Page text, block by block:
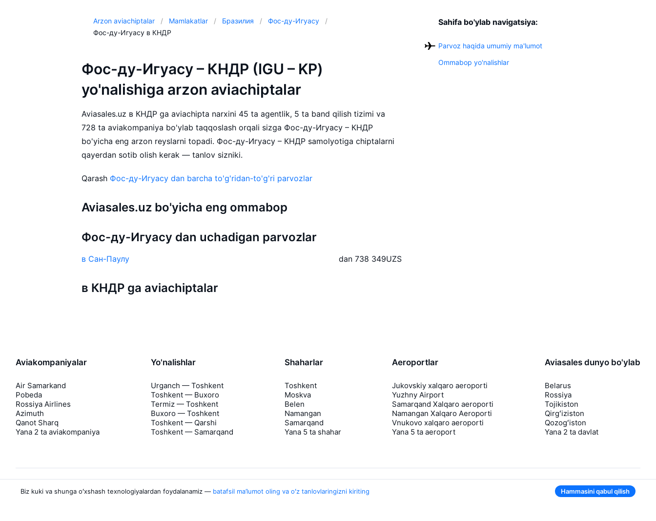
Arzon aviachiptalar Mamlakatlar Бразилия
Фос-ду-Игуасу
Фос-ду-Игуасу в КНДР
Фос-ду-Игуасу – КНДР (IGU – KP)
yo'nalishiga arzon aviachiptalar
Aviasales.uz в КНДР ga aviachipta narxini 45 ta agentlik, 5 ta band qilish tizimi va
728 ta aviakompaniya bo'ylab taqqoslash orqali sizga Фос-ду-Игуасу – КНДР
bo'yicha eng arzon reyslarni topadi. Фос-ду-Игуасу – КНДР samolyotiga chiptalarni
qayerdan sotib olish kerak — tanlov sizniki.
Qarash Фос-ду-Игуасу dan barcha to'g'ridan-to'g'ri parvozlar
Aviasales.uz bo'yicha eng ommabop
Фос-ду-Игуасу dan uchadigan parvozlar
в Сан-Паулу dan 738 349UZS
в КНДР ga aviachiptalar
Sahifa bo'ylab navigatsiya:
Parvoz haqida umumiy ma'lumot
Ommabop yo'nalishlar
Aviakompaniyalar
Air Samarkand
Pobeda
Rossiya Airlines
Azimuth
Qanot Sharq
Yana 2 ta aviakompaniya
Yo'nalishlar
Urganch — Toshkent
Toshkent — Buxoro
Termiz — Toshkent
Buxoro — Toshkent
Toshkent — Qarshi
Toshkent — Samarqand
Shaharlar
Toshkent
Moskva
Belen
Namangan
Samarqand
Yana 5 ta shahar
Aeroportlar
Jukovskiy xalqaro aeroporti
Yuzhny Airport
Samarqand Xalqaro aeroporti
Namangan Xalqaro Aeroporti
Vnukovo xalqaro aeroporti
Yana 5 ta aeroport
Aviasales dunyo bo'ylab
Belarus
Rossiya
Tojikiston
Qirgʻiziston
Qozogʻiston
Yana 2 ta davlat
Biz kuki va shunga oʻxshash texnologiyalardan foydalanamiz — batafsil ma’lumot oling va oʻz tanlovlaringizni kiriting Hammasini qabul qilish